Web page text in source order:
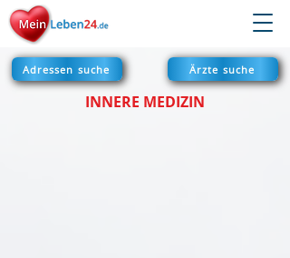
Adressen suche Ärzte suche
INNERE MEDIZIN